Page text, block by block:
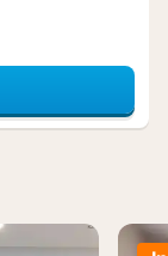
Comfort